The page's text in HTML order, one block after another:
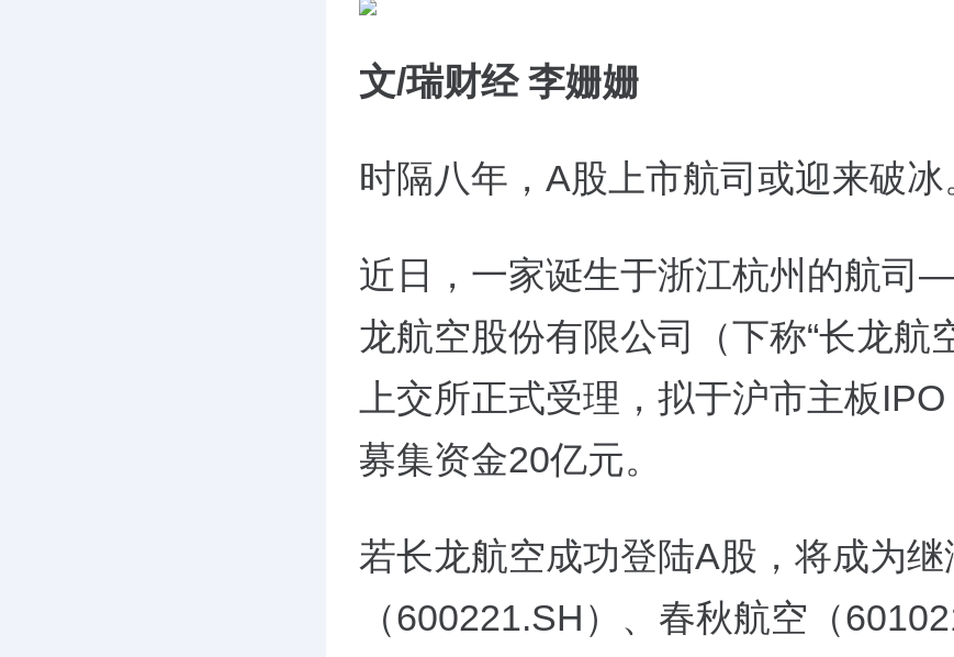
文/瑞财经 李姗姗
时隔八年，A股上市航司或迎来破冰
近日，一家诞生于浙江杭州的航司
龙航空股份有限公司（下称“长龙航
上交所正式受理，拟于沪市主板
募集资金20亿元。
若长龙航空成功登陆A股，将成为
（600221.SH）、春秋航空（